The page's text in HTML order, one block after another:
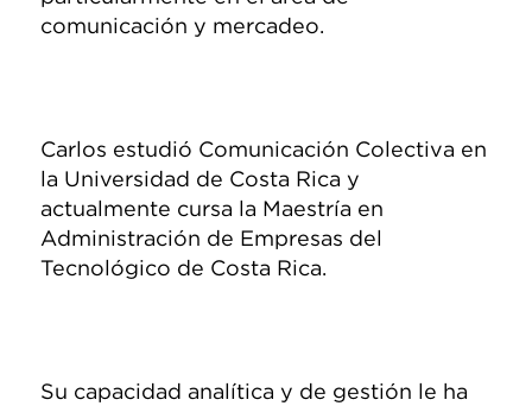
comunicación y mercadeo.
Carlos estudió Comunicación Colectiva en
la Universidad de Costa Rica y
actualmente cursa la Maestría en
Administración de Empresas del
Tecnológico de Costa Rica.
Su capacidad analítica y de gestión le ha